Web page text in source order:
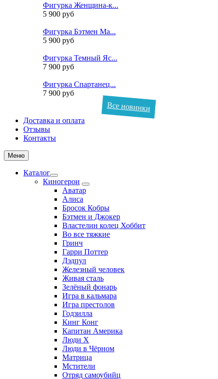
Фигурка Женщина-к...
5 900 руб
Фигурка Бэтмен Ма...
5 900 руб
Фигурка Темный Яс...
7 900 руб
Фигурка Спартанец...
7 900 руб
Все новинки
Доставка и оплата
Отзывы
Контакты
Меню
Каталог
Киногерои
Аватар
Алиса
Бросок Кобры
Бэтмен и Джокер
Властелин колец Хоббит
Во все тяжкие
Гринч
Гарри Поттер
Дэдпул
Железный человек
Живая сталь
Зелёный фонарь
Игра в кальмара
Игра престолов
Годзилла
Кинг Конг
Капитан Америка
Люди X
Люди в Чёрном
Матрица
Мстители
Отряд самоубийц